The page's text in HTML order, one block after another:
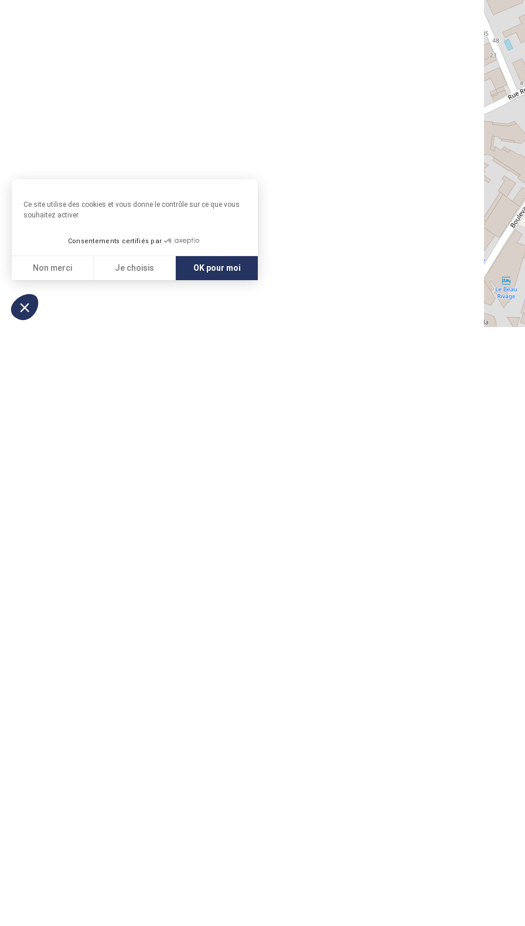
Ce site utilise des cookies et vous donne le contrôle sur ce que vous
souhaitez activer.
Consentements certifiés par
Non merci Je choisis OK pour moi
Notre plateforme vous permet d'adapter et de gérer vos paramètres de confidentialité, en garantissant la